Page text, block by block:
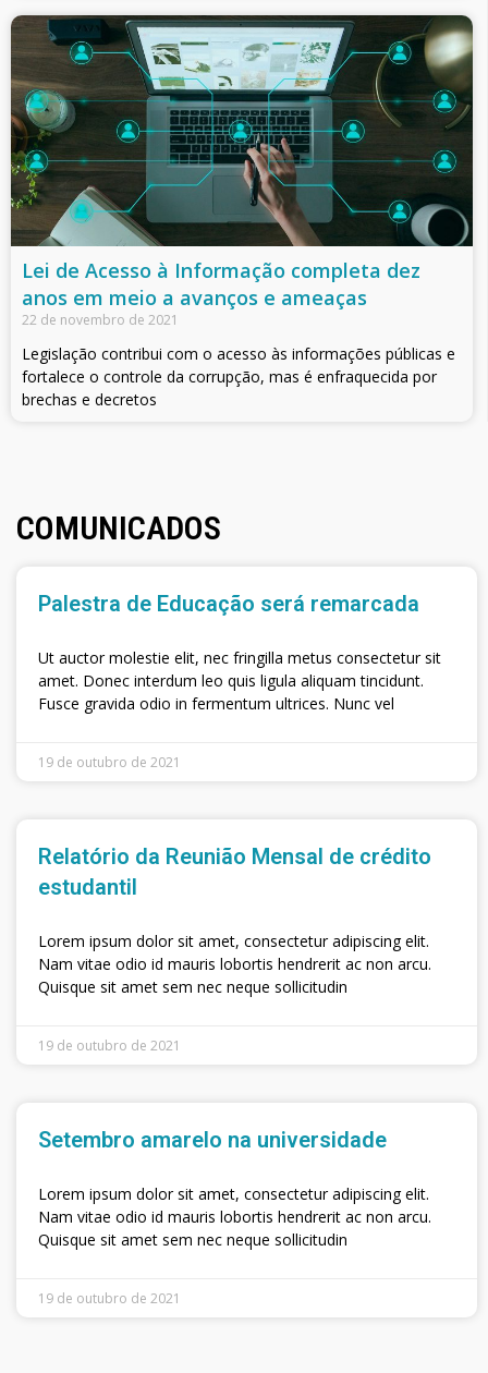
Lei de Acesso à Informação completa dez
anos em meio a avanços e ameaças
22 de novembro de 2021
Legislação contribui com o acesso às informações públicas e
fortalece o controle da corrupção, mas é enfraquecida por
brechas e decretos
COMUNICADOS
Palestra de Educação será remarcada
Ut auctor molestie elit, nec fringilla metus consectetur sit
amet. Donec interdum leo quis ligula aliquam tincidunt.
Fusce gravida odio in fermentum ultrices. Nunc vel
19 de outubro de 2021
Relatório da Reunião Mensal de crédito
estudantil
Lorem ipsum dolor sit amet, consectetur adipiscing elit.
Nam vitae odio id mauris lobortis hendrerit ac non arcu.
Quisque sit amet sem nec neque sollicitudin
19 de outubro de 2021
Setembro amarelo na universidade
Lorem ipsum dolor sit amet, consectetur adipiscing elit.
Nam vitae odio id mauris lobortis hendrerit ac non arcu.
Quisque sit amet sem nec neque sollicitudin
19 de outubro de 2021